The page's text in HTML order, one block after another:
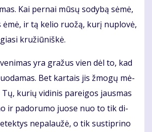
Kai per­nai mū­sų so­dy­bą sė­mė,
ėmė, ir tą ke­lio ruo­žą, ku­rį nu­plo­vė,
kru­žiū­niš­kė.
yra gra­žus vien dėl to, kad
Bet kar­tais jis žmo­gų mė­
Tų, ku­rių vi­di­nis pa­rei­gos jaus­mas
ir pa­do­ru­mo juo­se nuo to tik di­
ne­pa­lau­žė, o tik su­stip­ri­no